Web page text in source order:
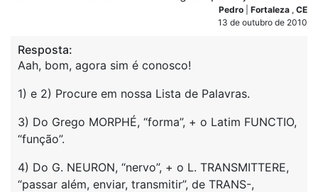
Pedro Fortaleza , CE
13 de outubro de 2010
Resposta:
Aah, bom, agora sim é conosco!
1) e 2) Procure em nossa Lista de Palavras.
3) Do Grego MORPHÉ, “forma”, + o Latim FUNCTIO,
“função”.
4) Do G. NEURON, “nervo”, + o L. TRANSMITTERE,
“passar além, enviar, transmitir”, de TRANS-,